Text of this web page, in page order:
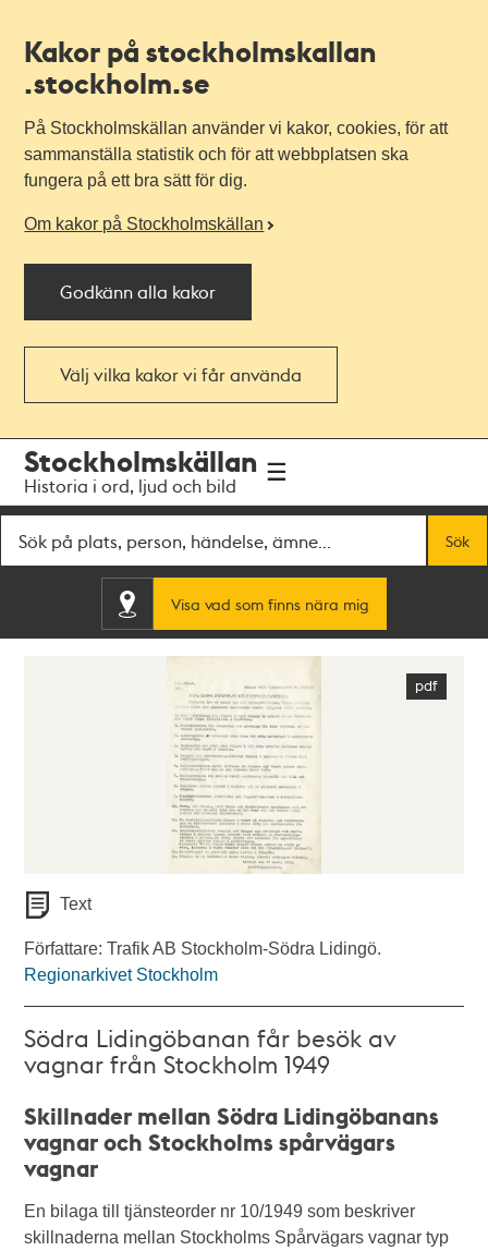
Kakor på stockholmskallan
.stockholm.se
På Stockholmskällan använder vi kakor, cookies, för att
sammanställa statistik och för att webbplatsen ska
fungera på ett bra sätt för dig.
Om kakor på Stockholmskällan
Godkänn alla kakor
Välj vilka kakor vi får använda
navigationen
huvudinnehållet
Stockholmskällan
Historia i ord, ljud och bild
Sök
Visa vad som finns nära mig
Text
Författare: Trafik AB Stockholm-Södra Lidingö.
Regionarkivet Stockholm
Södra Lidingöbanan får besök av
vagnar från Stockholm 1949
Skillnader mellan Södra Lidingöbanans
vagnar och Stockholms spårvägars
vagnar
En bilaga till tjänsteorder nr 10/1949 som beskriver
skillnaderna mellan Stockholms Spårvägars vagnar typ